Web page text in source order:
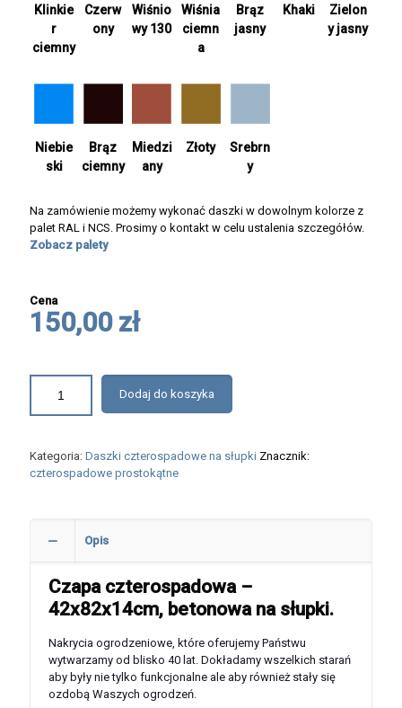
Klinkie
r
ciemny
Czerw
ony
Wiśnio
wy 130
Wiśnia
ciemn
a
Brąz
jasny
Khaki
Zielon
y jasny
Niebie
ski
Brąz
ciemny
Miedzi
any
Złoty
Srebrn
y
Na zamówienie możemy wykonać daszki w dowolnym kolorze z
palet RAL i NCS. Prosimy o kontakt w celu ustalenia szczegółów.
Zobacz palety
Cena
150,00 zł
Dodaj do koszyka
Kategoria: Daszki czterospadowe na słupki Znacznik:
czterospadowe prostokątne
Opis
Czapa czterospadowa –
42x82x14cm, betonowa na słupki.
Nakrycia ogrodzeniowe, które oferujemy Państwu
wytwarzamy od blisko 40 lat. Dokładamy wszelkich starań
aby były nie tylko funkcjonalne ale aby również stały się
ozdobą Waszych ogrodzeń.